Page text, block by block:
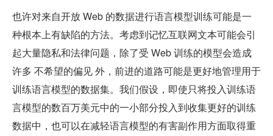
也许对来自开放 Web 的数据进行语言模型训练可能是一
种根本上有缺陷的方法。考虑到记忆互联网文本可能会引
起大量隐私和法律问题，除了受 Web 训练的模型会造成
许多 不希望的偏见 外，前进的道路可能是更好地管理用于
训练语言模型的数据集。我们假设，即使只将投入训练语
言模型的数百万美元中的一小部分投入到收集更好的训练
数据中，也可以在减轻语言模型的有害副作用方面取得重